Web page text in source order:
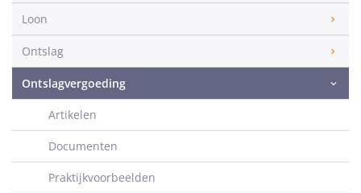
Loon
Ontslag
Ontslagvergoeding
Artikelen
Documenten
Praktijkvoorbeelden